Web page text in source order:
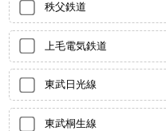
秩父鉄道
上毛電気鉄道
東武日光線
東武桐生線